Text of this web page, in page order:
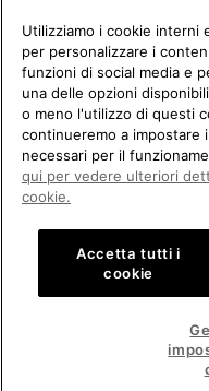
Italia
©2026Columbia Sportswear
Petit-Lancy Switzerland. Tutti i
Politica sulla privacy
Condizioni Generali di Vendita
Public CBCR
Servizio clienti: Lun. - Ven. 9:00 -
SELEZIONA
Utilizziamo i cookie interni
per personalizzare i
funzioni di social media e
una delle opzioni
o meno l'utilizzo di questi
continueremo a impostare
necessari per il
qui per vedere ulteriori
cookie.
Accetta tutti i
cookie